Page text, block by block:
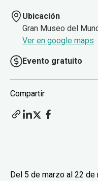
Ubicación
Gran Museo del
Ver en google maps
Evento gratuito
Compartir
Del 5 de marzo al 22 de